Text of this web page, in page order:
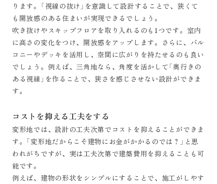
ります。「視線の抜け」を意識して設計することで、狭くて
も開放感のある住まいが実現できるでしょう。
吹き抜けやスキップフロアを取り入れるのも1つです。室内
に高さの変化をつけ、開放感をアップします。さらに、バル
コニーやデッキを活用し、空間に広がりを持たせるのも良い
でしょう。例えば、三角地なら、角度を活かして「奥行きの
ある視線」を作ることで、狭さを感じさせない設計ができま
す。
コストを抑える工夫をする
変形地では、設計の工夫次第でコストを抑えることができま
す。「変形地だからこそ建物にお金がかかるのでは？」と思
われがちですが、実は工夫次第で建築費用を抑えることも可
能です。
例えば、建物の形状をシンプルにすることで、施工がしやす